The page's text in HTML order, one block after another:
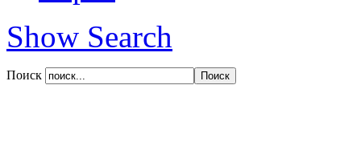
Show Search
Поиск